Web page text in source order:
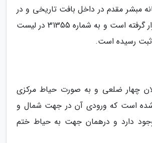
مبشر مقدم در داخل بافت تاریخی و در
محله دارالشفاء قرار گرفته است و به شماره 31355 در لیست
ثبت رسیده است.
چهار ضلعی و به صورت حیاط مرکزی
است که ورودی آن در جهت شمال و
دارد و درهمان جهت به حیاط ختم